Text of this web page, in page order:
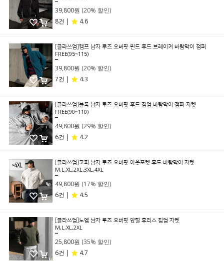
39,800원 (20% 할인)
8건 |
4.6
[클라쓰업]캠프 남자 루즈 오버핏 윈드 후드 브레이커 바람막이 점퍼
FREE(95~115)
39,800원 (20% 할인)
7건 |
4.3
[클라쓰업]블록 남자 루즈 오버핏 후드 집업 바람막이 점퍼 자켓
FREE(90~110)
49,800원 (29% 할인)
6건 |
4.2
[클라쓰업]코피 남자 루즈 오버핏 아웃포켓 후드 바람막이 자켓
M,L,XL,2XL,3XL,4XL
49,800원 (17% 할인)
6건 |
4.5
[클라쓰업]노엠 남자 루즈 오버핏 양털 후리스 집업 자켓
M,L,XL,2XL
25,800원 (35% 할인)
6건 |
4.7